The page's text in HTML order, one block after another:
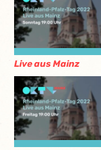
Live aus Mainz